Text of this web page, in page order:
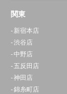
関東
新宿本店
渋谷店
中野店
五反田店
神田店
錦糸町店